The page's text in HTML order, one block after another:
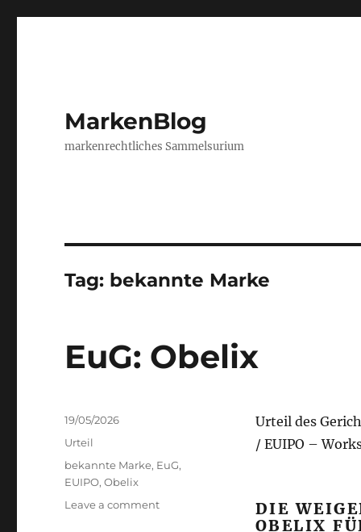
MarkenBlog
markenrechtliches Sammelsurium
Tag: bekannte Marke
EuG: Obelix
Urteil des
/ EUIPO –
DIE
OBELIX
Posted
19/05/2026
Categories
Urteil
Tags
bekannte Marke, EuG,
EUIPO,Obelix
Leave a commenton